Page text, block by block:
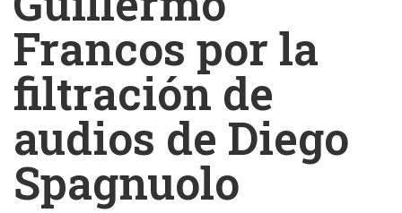
Francos por la
filtración de
audios de Diego
Spagnuolo